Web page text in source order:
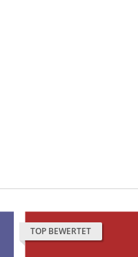
TOP BEWERTET